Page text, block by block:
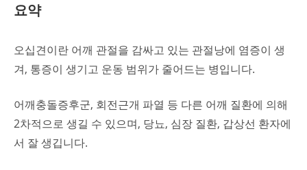
요약
오십견이란 어깨 관절을 감싸고 있는 관절낭에 염증이 생
겨, 통증이 생기고 운동 범위가 줄어드는 병입니다.
어깨충돌증후군, 회전근개 파열 등 다른 어깨 질환에 의해
2차적으로 생길 수 있으며, 당뇨, 심장 질환, 갑상선 환자에
서 잘 생깁니다.